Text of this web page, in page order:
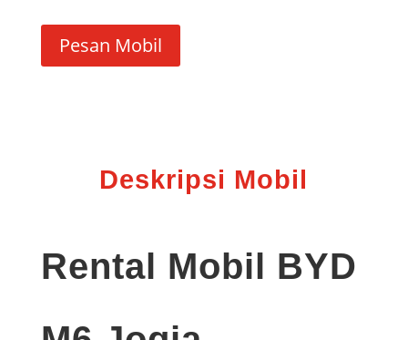
Pesan Mobil
Deskripsi Mobil
Rental Mobil BYD